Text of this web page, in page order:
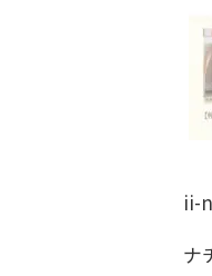
ii-
ナ